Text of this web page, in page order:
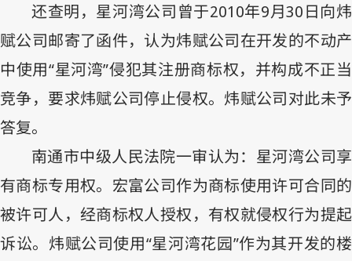
还查明，星河湾公司曾于2010年9月30日向炜
赋公司邮寄了函件，认为炜赋公司在开发的不动产
中使用“星河湾”侵犯其注册商标权，并构成不正当
竞争，要求炜赋公司停止侵权。炜赋公司对此未予
答复。
南通市中级人民法院一审认为：星河湾公司享
有商标专用权。宏富公司作为商标使用许可合同的
被许可人，经商标权人授权，有权就侵权行为提起
诉讼。炜赋公司使用“星河湾花园”作为其开发的楼